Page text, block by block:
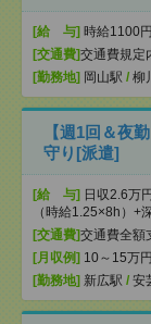
[給 与] 時給1100
[交通費]交通費規定
[勤務地] 岡山駅 / 柳
【週1回＆夜
守り[派遣]
[給 与] 日収2.6万
（時給1.25×8h）+
[交通費]交通費全額
[月収例] 10～15万円
[勤務地] 新広駅 / 安